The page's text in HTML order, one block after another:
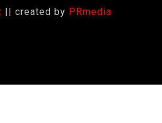
|| created by PRmedia